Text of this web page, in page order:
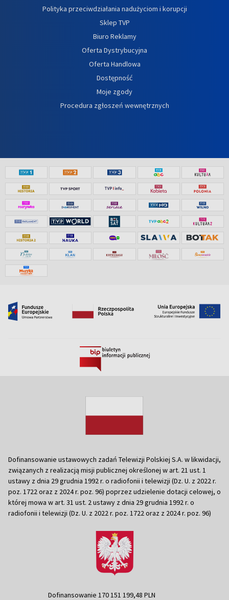
Polityka przeciwdziałania nadużyciom i korupcji
Sklep TVP
Biuro Reklamy
Oferta Dystrybucyjna
Oferta Handlowa
Dostępność
Moje zgody
Procedura zgłoszeń wewnętrznych
Dofinansowanie ustawowych zadań Telewizji Polskiej S.A. w likwidacji,
związanych z realizacją misji publicznej określonej w art. 21 ust. 1
ustawy z dnia 29 grudnia 1992 r. o radiofonii i telewizji (Dz. U. z 2022 r.
poz. 1722 oraz z 2024 r. poz. 96) poprzez udzielenie dotacji celowej, o
której mowa w art. 31 ust. 2 ustawy z dnia 29 grudnia 1992 r. o
radiofonii i telewizji (Dz. U. z 2022 r. poz. 1722 oraz z 2024 r. poz. 96)
Dofinansowanie 170 151 199,48 PLN